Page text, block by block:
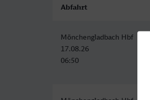
Abfahrt
Mönchengladbach Hbf
17.08.26
06:50